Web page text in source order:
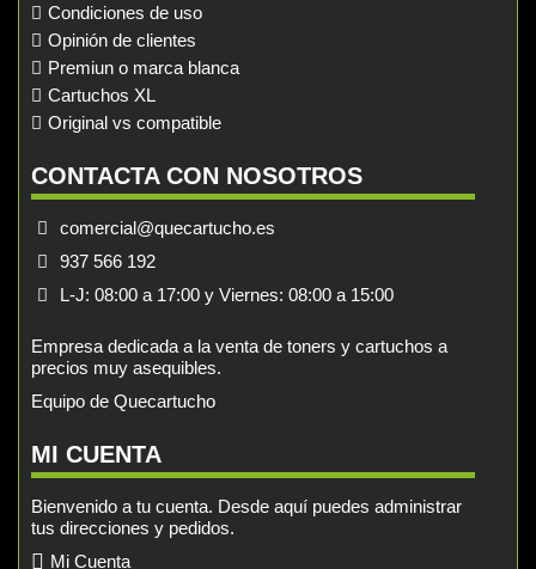
Condiciones de uso
Opinión de clientes
Premiun o marca blanca
Cartuchos XL
Original vs compatible
CONTACTA CON NOSOTROS
comercial@quecartucho.es
937 566 192
L-J: 08:00 a 17:00 y Viernes: 08:00 a 15:00
Empresa dedicada a la venta de toners y cartuchos a
precios muy asequibles.
Equipo de Quecartucho
MI CUENTA
Bienvenido a tu cuenta. Desde aquí puedes administrar
tus direcciones y pedidos.
Mi Cuenta